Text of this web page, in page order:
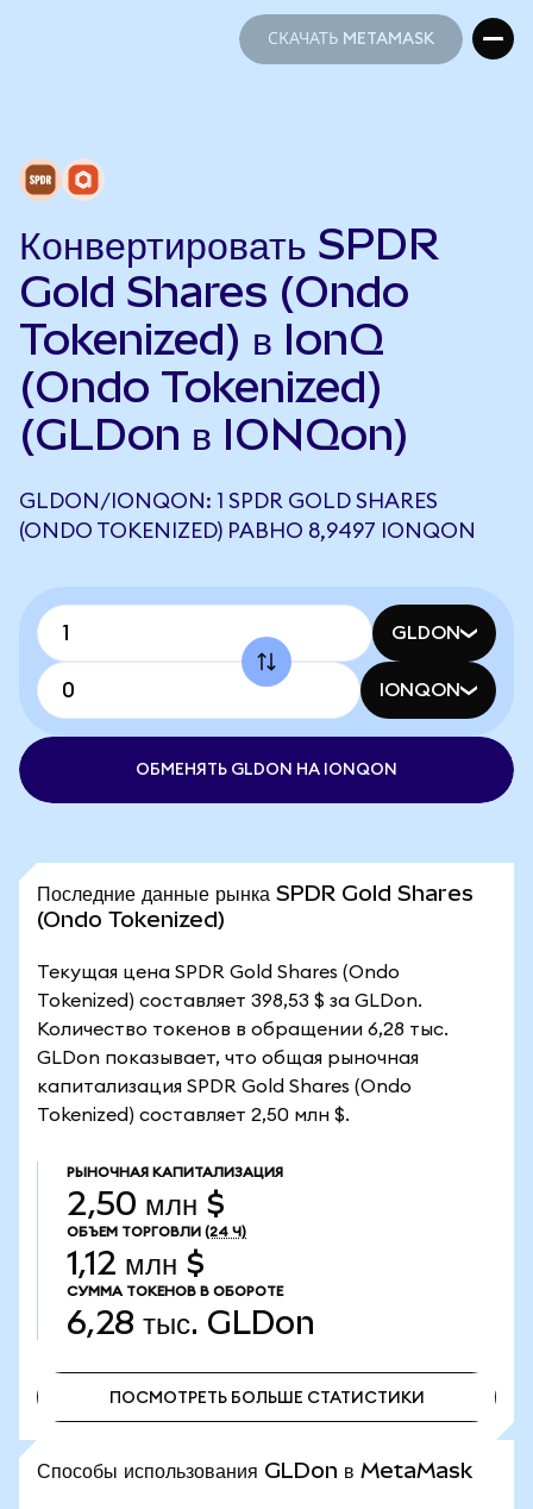
СКАЧАТЬ METAMASK
Конвертировать SPDR
Gold Shares (Ondo
Tokenized) в IonQ
(Ondo Tokenized)
(GLDon в IONQon)
GLDON/IONQON: 1 SPDR GOLD SHARES
(ONDO TOKENIZED) РАВНО 8,9497 IONQON
GLDON
IONQON
ОБМЕНЯТЬ GLDON НА IONQON
Последние данные рынка SPDR Gold Shares
(Ondo Tokenized)
Текущая цена SPDR Gold Shares (Ondo
Tokenized) составляет 398,53 $ за GLDon.
Количество токенов в обращении 6,28 тыс.
GLDon показывает, что общая рыночная
капитализация SPDR Gold Shares (Ondo
Tokenized) составляет 2,50 млн $.
РЫНОЧНАЯ КАПИТАЛИЗАЦИЯ
2,50 млн $
ОБЪЕМ ТОРГОВЛИ (24 Ч)
1,12 млн $
СУММА ТОКЕНОВ В ОБОРОТЕ
6,28 тыс. GLDon
ПОСМОТРЕТЬ БОЛЬШЕ СТАТИСТИКИ
Способы использования GLDon в MetaMask